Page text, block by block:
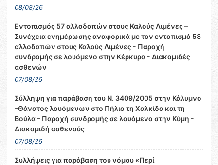
08/08/26
Εντοπισμός 57 αλλοδαπών στους Καλούς Λιμένες –
Συνέχεια ενημέρωσης αναφορικά με τον εντοπισμό 58
αλλοδαπών στους Καλούς Λιμένες - Παροχή
συνδρομής σε λουόμενο στην Κέρκυρα - Διακομιδές
ασθενών
07/08/26
Σύλληψη για παράβαση του Ν. 3409/2005 στην Κάλυμνο
–Θάνατος λουόμενων στο Πήλιο τη Χαλκίδα και τη
Βούλα – Παροχή συνδρομής σε λουόμενο στην Κύμη -
Διακομιδή ασθενούς
07/08/26
Συλλήψεις για παράβαση του νόμου «Περί